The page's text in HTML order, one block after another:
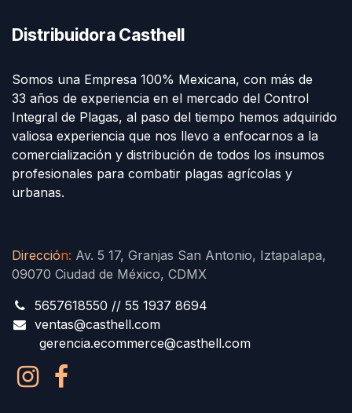
Distribuidora Casthell
Somos una Empresa 100% Mexicana, con más de
33 años de experiencia en el mercado del Control
Integral de Plagas, al paso del tiempo hemos adquirido
valiosa experiencia que nos llevo a enfocarnos a la
comercialización y distribución de todos los insumos
profesionales para combatir plagas agrícolas y
urbanas.
Dirección: Av. 5 17, Granjas San Antonio, Iztapalapa,
09070 Ciudad de México, CDMX
5657618550 // 55 1937 8694
ventas@casthell.com
gerencia.ecommerce@casthell.com